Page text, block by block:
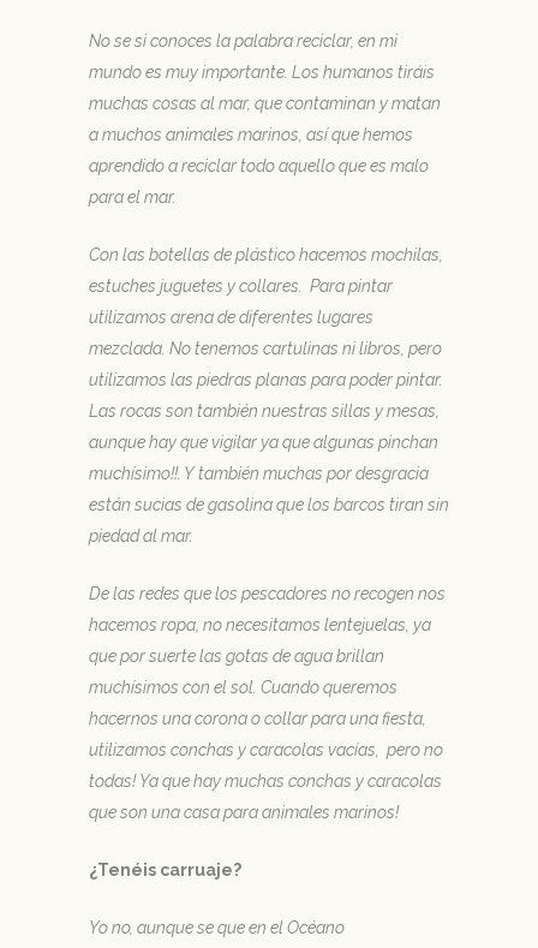
No se si conoces la palabra reciclar, en mi
mundo es muy importante. Los humanos tiráis
muchas cosas al mar, que contaminan y matan
a muchos animales marinos, así que hemos
aprendido a reciclar todo aquello que es malo
para el mar.
Con las botellas de plástico hacemos mochilas,
estuches juguetes y collares. Para pintar
utilizamos arena de diferentes lugares
mezclada. No tenemos cartulinas ni libros, pero
utilizamos las piedras planas para poder pintar.
Las rocas son también nuestras sillas y mesas,
aunque hay que vigilar ya que algunas pinchan
muchísimo!!. Y también muchas por desgracia
están sucias de gasolina que los barcos tiran sin
piedad al mar.
De las redes que los pescadores no recogen nos
hacemos ropa, no necesitamos lentejuelas, ya
que por suerte las gotas de agua brillan
muchísimos con el sol. Cuando queremos
hacernos una corona o collar para una fiesta,
utilizamos conchas y caracolas vacías, pero no
todas! Ya que hay muchas conchas y caracolas
que son una casa para animales marinos!
¿Tenéis carruaje?
Yo no, aunque se que en el Océano